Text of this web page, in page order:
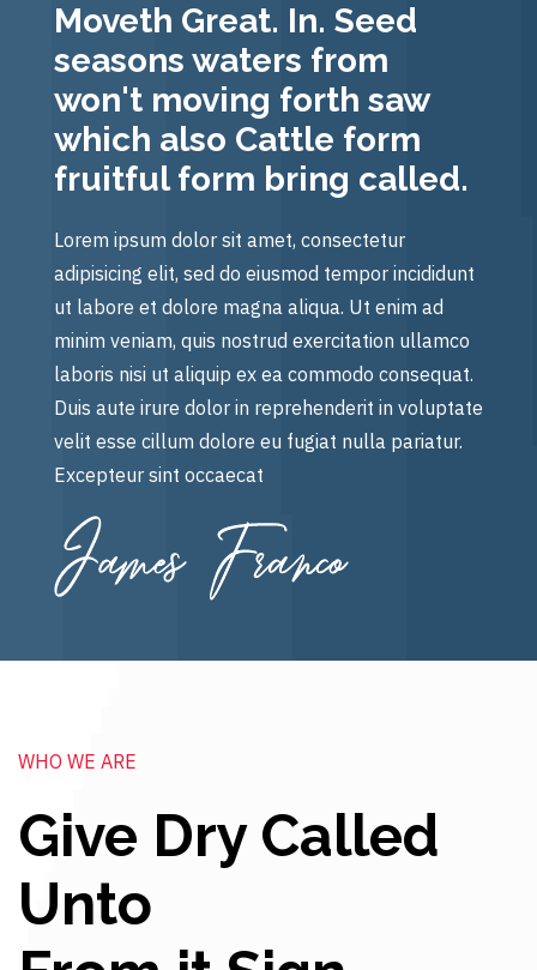
Moveth Great. In. Seed
seasons waters from
won't moving forth saw
which also Cattle form
fruitful form bring called.
Lorem ipsum dolor sit amet, consectetur
adipisicing elit, sed do eiusmod tempor incididunt
ut labore et dolore magna aliqua. Ut enim ad
minim veniam, quis nostrud exercitation ullamco
laboris nisi ut aliquip ex ea commodo consequat.
Duis aute irure dolor in reprehenderit in voluptate
velit esse cillum dolore eu fugiat nulla pariatur.
Excepteur sint occaecat
WHO WE ARE
Give Dry Called
Unto